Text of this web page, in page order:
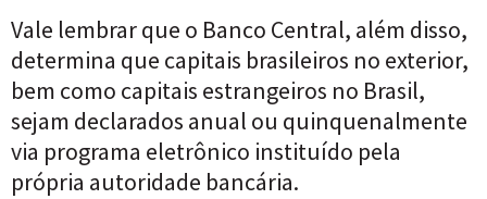
Vale lembrar que o Banco Central, além disso,
determina que capitais brasileiros no exterior,
bem como capitais estrangeiros no Brasil,
sejam declarados anual ou quinquenalmente
via programa eletrônico instituído pela
própria autoridade bancária.